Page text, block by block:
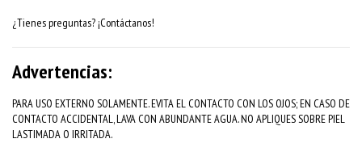
¿Tienes preguntas? ¡Contáctanos!
Advertencias:
PARA USO EXTERNO SOLAMENTE. EVITA EL CONTACTO CON LOS OJOS; EN CASO DE
CONTACTO ACCIDENTAL, LAVA CON ABUNDANTE AGUA. NO APLIQUES SOBRE PIEL
LASTIMADA O IRRITADA.